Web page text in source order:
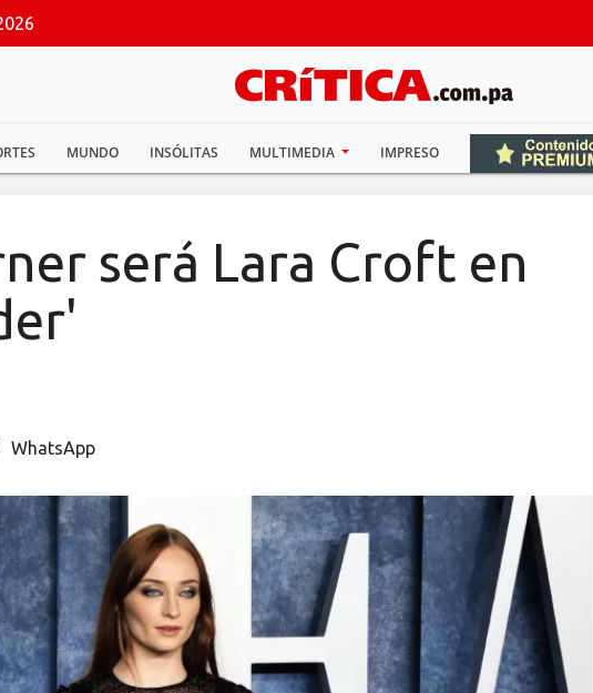
MUNDO INSÓLITAS MULTIMEDIA IMPRESO
será Lara Croft en
WhatsApp